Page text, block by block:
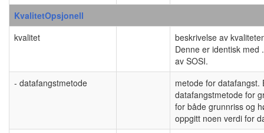
KvalitetOpsjonell
kvalitet
beskrivelse av
Denne er identisk med
av SOSI.
- datafangstmetode
metode for datafangst.
datafangstmetode for
for både grunnriss og
oppgitt noen verdi for